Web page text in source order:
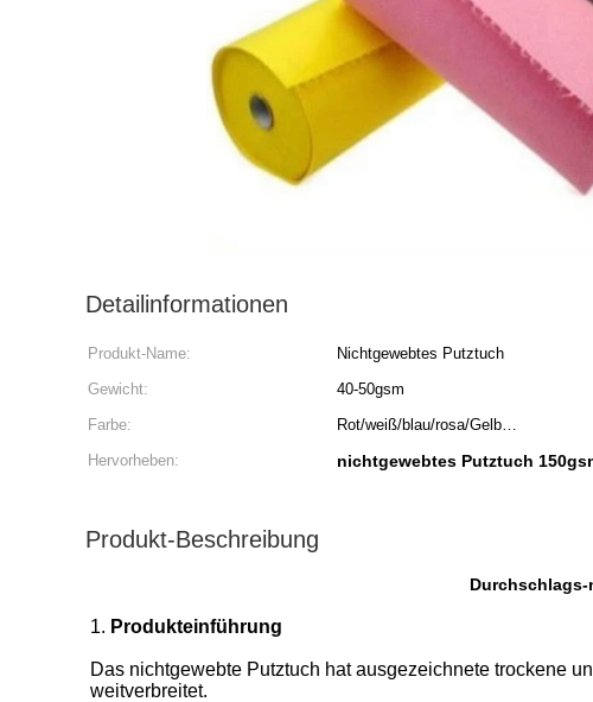
Detailinformationen
Produkt-Name: Nichtgewebtes Putztuch
Gewicht:
40-50gsm
Farbe:
Rot/weiß/blau/rosa/Gelb…
Hervorheben:
nichtgewebtes Putztuch
Produkt-Beschreibung
Durchschlags-
1. Produkteinführung
Das nichtgewebte Putztuch hat ausgezeichnete trockene
weitverbreitet.